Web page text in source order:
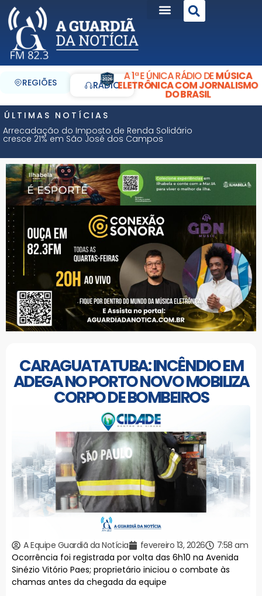
REGIÕES RÁDIO
A 1ª E ÚNICA RÁDIO DEMÚSICA
ELETRÔNICA COM JORNALISMO
DO BRASIL
ÚLTIMAS NOTÍCIAS
Arrecadação do Imposto de Renda Solidário
cresce 21% em São José dos Campos
CARAGUATATUBA: INCÊNDIO EM
ADEGA NO PORTO NOVO MOBILIZA
CORPO DE BOMBEIROS
A Equipe Guardiã da Notícia fevereiro 13, 2026
7:58 am
Ocorrência foi registrada por volta das 6h10 na Avenida
Sinézio Vitório Paes; proprietário iniciou o combate às
chamas antes da chegada da equipe